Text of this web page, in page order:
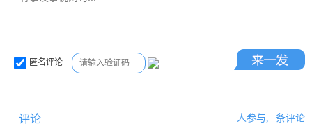
匿名评论
评论 人参与, 条评论